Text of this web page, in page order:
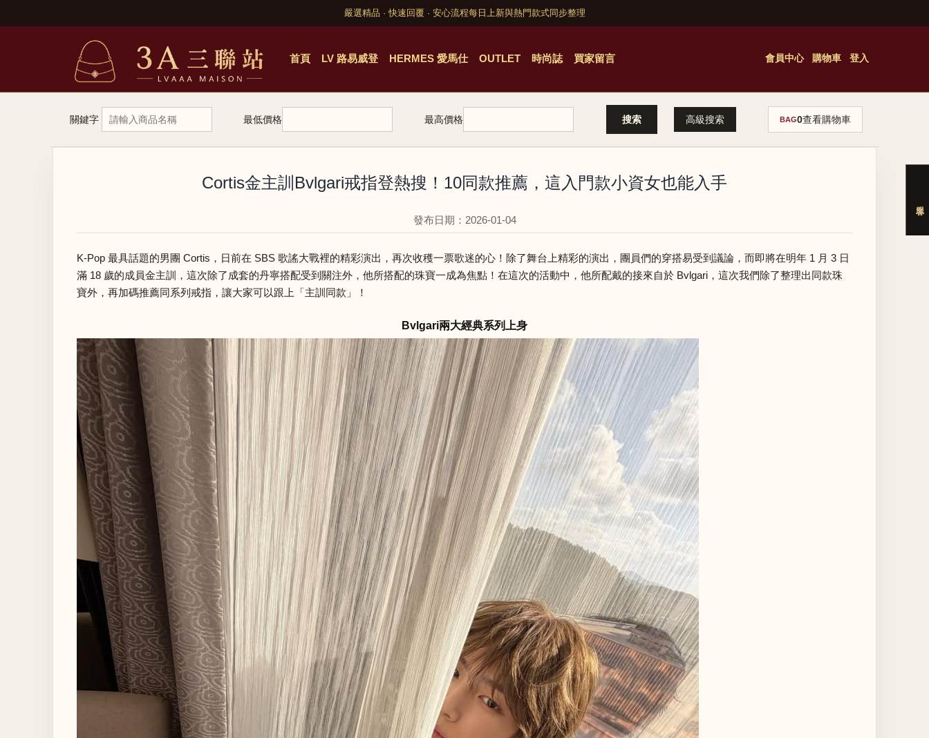
嚴選精品 · 快速回覆 · 安心流程每日上新與熱門款式同步整理
首頁 LV 路易威登 HERMES 愛馬仕 OUTLET 時尚誌 買家留言 會員中心 購物車 登入
關鍵字 最低價格 最高價格 高級搜索 BAG0查看購物車
Cortis金主訓Bvlgari戒指登熱搜！10同款推薦，這入門款小資女也能入手
發布日期：2026-01-04
K-Pop 最具話題的男團 Cortis，日前在 SBS 歌謠大戰裡的精彩演出，再次收穫一票歌迷的心！除了舞台上精彩的演出，團員們的穿搭易受到議論，而即將在明年 1 月 3 日
滿 18 歲的成員金主訓，這次除了成套的丹寧搭配受到關注外，他所搭配的珠寶一成為焦點！在這次的活動中，他所配戴的接來自於 Bvlgari，這次我們除了整理出同款珠
寶外，再加碼推薦同系列戒指，讓大家可以跟上「主訓同款」！
Bvlgari兩大經典系列上身